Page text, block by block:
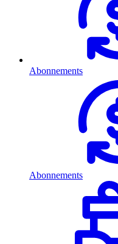
Abonnements
Abonnements